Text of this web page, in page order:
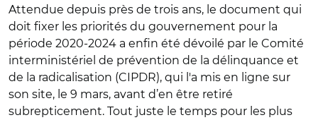
Attendue depuis près de trois ans, le document qui
doit fixer les priorités du gouvernement pour la
période 2020-2024 a enfin été dévoilé par le Comité
interministériel de prévention de la délinquance et
de la radicalisation (CIPDR), qui l'a mis en ligne sur
son site, le 9 mars, avant d’en être retiré
subrepticement. Tout juste le temps pour les plus